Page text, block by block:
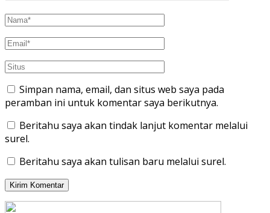
Simpan nama, email, dan situs web saya pada
peramban ini untuk komentar saya berikutnya.
Beritahu saya akan tindak lanjut komentar melalui
surel.
Beritahu saya akan tulisan baru melalui surel.